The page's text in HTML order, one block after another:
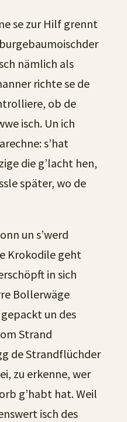
se zur Hilf grennt
nämlich als
richte se de
ob de
isch. Un ich
s’hat
die g’lacht hen,
später, wo de
un s’werd
Krokodile geht
in sich
Bollerwäge
un des
Strand
de Strandflüchder
zu erkenne, wer
g’habt hat. Weil
isch des